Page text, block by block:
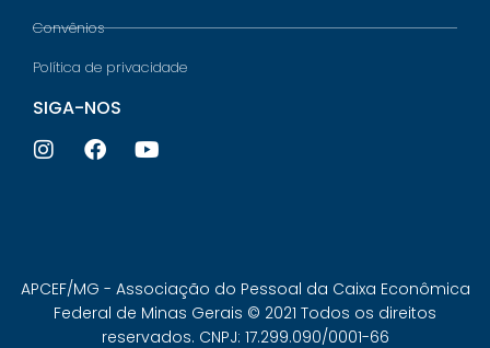
Convênios
Política de privacidade
SIGA-NOS
APCEF/MG - Associação do Pessoal da Caixa Econômica
Federal de Minas Gerais © 2021 Todos os direitos
reservados. CNPJ: 17.299.090/0001-66